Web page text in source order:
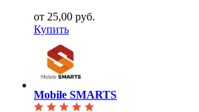
от 25,00 руб.
Купить
Mobile SMARTS